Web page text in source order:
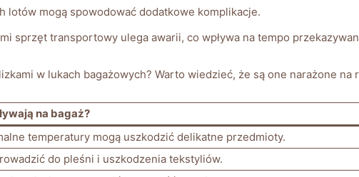
​lotów mogą ‌spowodować dodatkowe ​komplikacje.
sprzęt ‍transportowy⁤ ulega ⁣awarii, co⁣ wpływa na ​tempo
w lukach bagażowych? Warto wiedzieć, że są ⁣one ⁢narażone na
​na bagaż?
temperatury mogą ⁢uszkodzić‌ delikatne przedmioty.
do pleśni⁢ i‌ uszkodzenia‍ tekstyliów.